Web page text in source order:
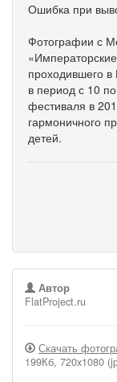
Ошибка при
Фотографии с
проходившего
в период с 10
фестиваля в
гармоничного
детей.
Автор
FlatProject.ru
Скачать
199Кб, 720x1080